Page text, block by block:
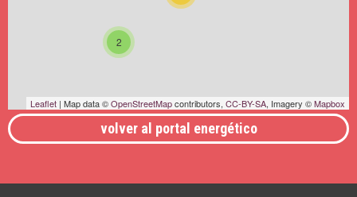
2
Leaflet | Map data ©OpenStreetMapcontributors, CC-BY-SA, Imagery ©Mapbox
volver al portal energético